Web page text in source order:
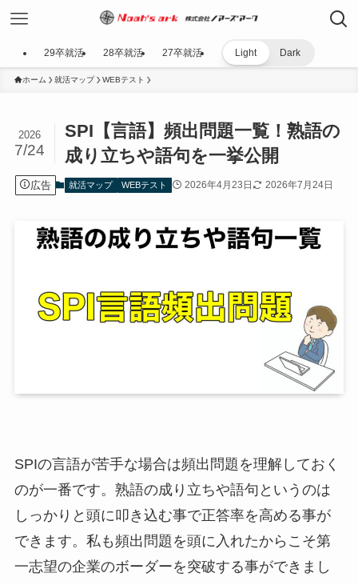
29卒就活 28卒就活 27卒就活 Light Dark
ホーム 就活マップ WEBテスト
SPI【言語】頻出問題一覧！熟語の
成り立ちや語句を一挙公開
2026
7/24
広告 就活マップ WEBテスト 2026年4月23日 2026年7月24日
SPIの言語が苦手な場合は頻出問題を理解しておく
のが一番です。熟語の成り立ちや語句というのは
しっかりと頭に叩き込む事で正答率を高める事が
できます。私も頻出問題を頭に入れたからこそ第
一志望の企業のボーダーを突破する事ができまし